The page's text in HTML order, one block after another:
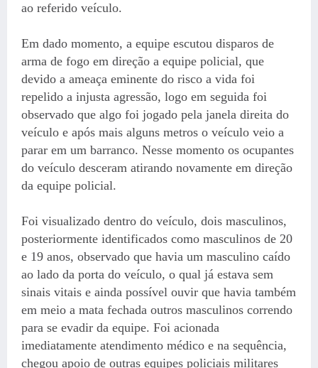
ao referido veículo.
Em dado momento, a equipe escutou disparos de
arma de fogo em direção a equipe policial, que
devido a ameaça eminente do risco a vida foi
repelido a injusta agressão, logo em seguida foi
observado que algo foi jogado pela janela direita do
veículo e após mais alguns metros o veículo veio a
parar em um barranco. Nesse momento os ocupantes
do veículo desceram atirando novamente em direção
da equipe policial.
Foi visualizado dentro do veículo, dois masculinos,
posteriormente identificados como masculinos de 20
e 19 anos, observado que havia um masculino caído
ao lado da porta do veículo, o qual já estava sem
sinais vitais e ainda possível ouvir que havia também
em meio a mata fechada outros masculinos correndo
para se evadir da equipe. Foi acionada
imediatamente atendimento médico e na sequência,
chegou apoio de outras equipes policiais militares